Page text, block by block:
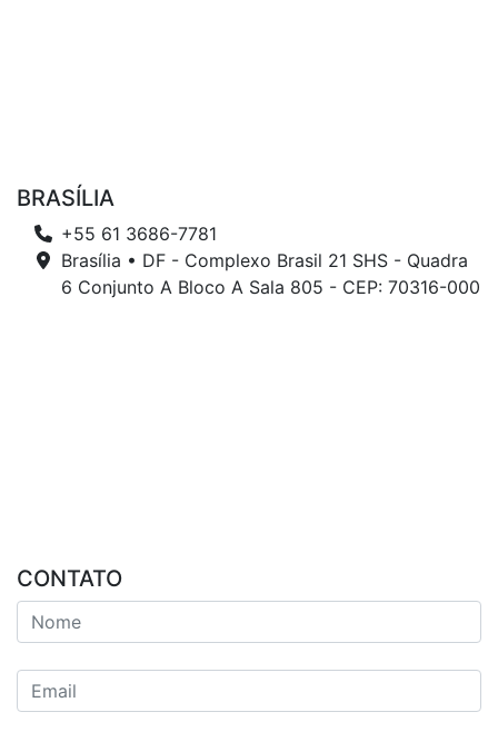
BRASÍLIA
+55 61 3686-7781
Brasília • DF - Complexo Brasil 21 SHS - Quadra
6 Conjunto A Bloco A Sala 805 - CEP: 70316-000
CONTATO